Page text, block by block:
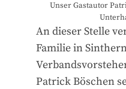
Unser Gastautor
An dieser Stelle
Familie in
Patrick Böschen